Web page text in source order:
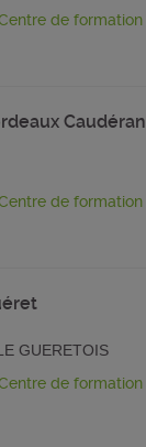
de formation
Caudéran
de formation
GUERETOIS
de formation